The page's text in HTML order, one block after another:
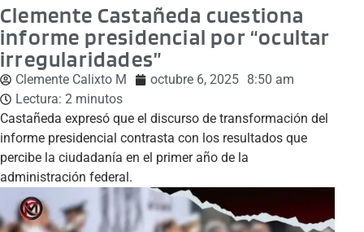
Clemente Castañeda cuestiona
informe presidencial por “ocultar
irregularidades”
Clemente Calixto M octubre 6, 2025 8:50 am
Lectura: 2 minutos
Castañeda expresó que el discurso de transformación del
informe presidencial contrasta con los resultados que
percibe la ciudadanía en el primer año de la
administración federal.